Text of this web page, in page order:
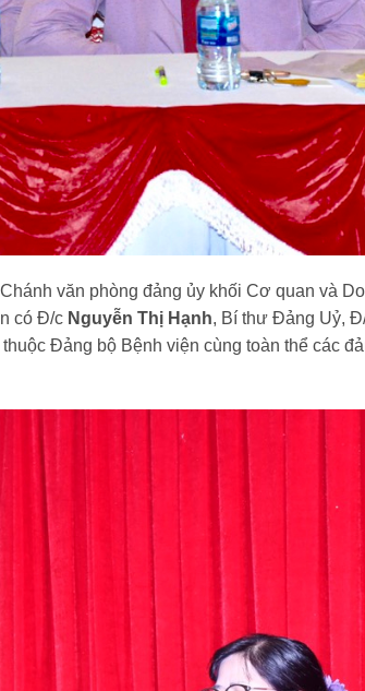
văn phòng đảng ủy khối Cơ quan và
có Đ/c Nguyễn Thị Hạnh, Bí thư Đảng Uỷ,
Đảng bộ Bệnh viện cùng toàn thể các